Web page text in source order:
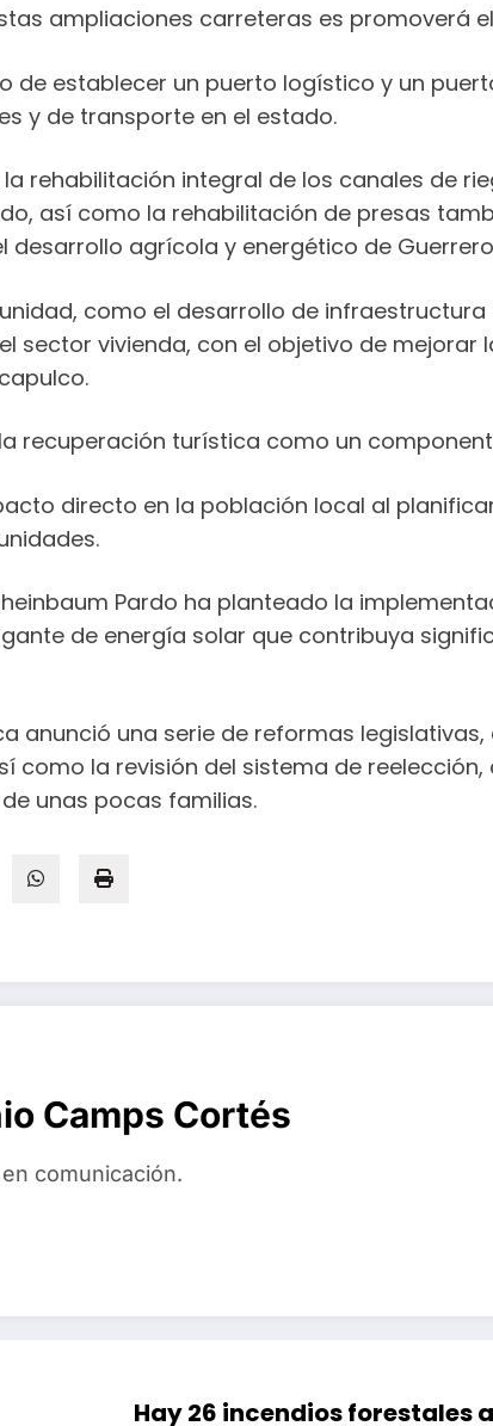
ampliaciones carreteras es promoverá
de establecer un puerto logístico y un
y de transporte en el estado.
rehabilitación integral de los canales de
así como la rehabilitación de presas
agrícola y energético de
como el desarrollo de
sector vivienda, con el objetivo de
recuperación turística como un
directo en la población local al
Pardo ha planteado la
de energía solar que contribuya
anunció una serie de reformas
como la revisión del sistema de
unas pocas familias.
Camps Cortés
comunicación.
Hay 26 incendios forestales